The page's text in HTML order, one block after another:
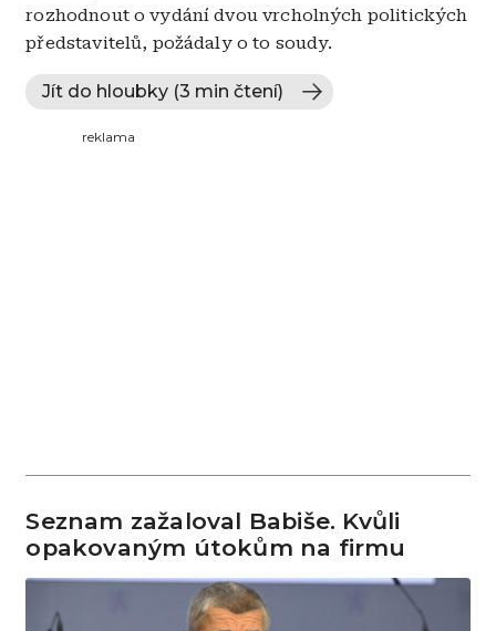
rozhodnout o vydání dvou vrcholných politických
představitelů, požádaly o to soudy.
Jít do hloubky (3 min čtení)
reklama
Seznam zažaloval Babiše. Kvůli
opakovaným útokům na firmu